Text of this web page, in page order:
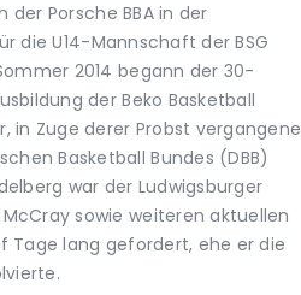
der Porsche BBA in der
die U14-Mannschaft der BSG
2014 begann der 30-
der Beko Basketball
in Zuge derer Probst vergangene
Basketball Bundes (DBB)
war der Ludwigsburger
McCray sowie weiteren aktuellen
Tage lang gefordert, ehe er die